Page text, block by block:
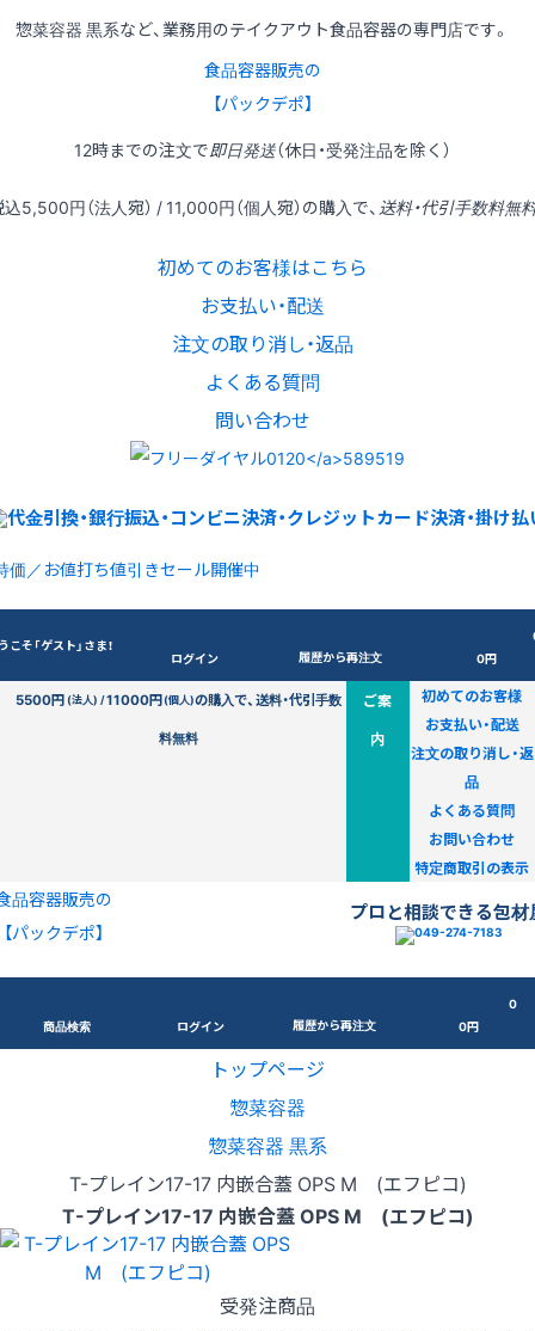
惣菜容器 黒系など、業務用のテイクアウト食品容器の専門店です。
食品容器販売の
【パックデポ】
12時までの注文で即日発送（休日・受発注品を除く）
込5,500円（法人宛） / 11,000円（個人宛）の購入で、 送料・代引手数料無
初めてのお客様はこちら
お支払い・配送
注文の取り消し・返品
よくある質問
問い合わせ
価／お値打ち値引きセール開催中
こそ「ゲスト」さま！
ログイン 履歴から再注文
0円
5500円(法人) /11000円(個人)の購入で、送料・代引手数
料無料
ご案
内
初めてのお客様
お支払い・配送
注文の取り消し・返
品
よくある質問
お問い合わせ
特定商取引の表示
品容器販売の
【パックデポ】
プロと相談できる包材
商品検索 ログイン 履歴から再注文
0
0円
トップページ
惣菜容器
惣菜容器 黒系
T-プレイン17-17 内嵌合蓋 OPS M (エフピコ)
T-プレイン17-17 内嵌合蓋 OPS M (エフピコ)
受発注商品